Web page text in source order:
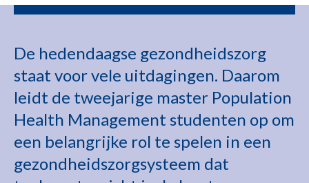
De hedendaagse gezondheidszorg
staat voor vele uitdagingen. Daarom
leidt de tweejarige master Population
Health Management studenten op om
een belangrijke rol te spelen in een
gezondheidszorgsysteem dat